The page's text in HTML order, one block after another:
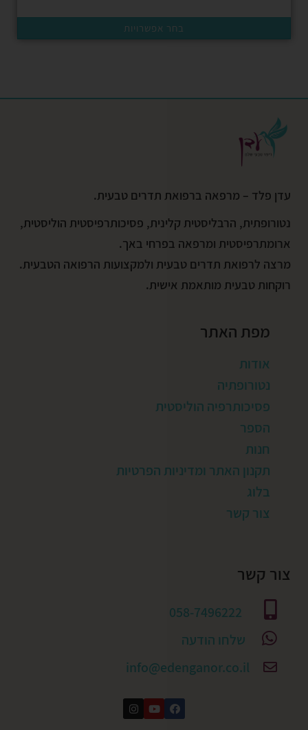
בחר אפשרויות
עדן פלד – מרפאה ברפואת תדרים טבעית.
נטורופתית, הרבליסטית קלינית, פסיכותרפיסטית הוליסטית,
ארומתרפיסטית ומרפאה בפרחי באך.
מרצה לרפואת תדרים טבעית ולמקצועות הרפואה הטבעית.
רוקחות טבעית מותאמת אישית.
מפת האתר
אודות
נטורופתיה
פסיכותרפיה הוליסטית
הספר
חנות
תקנון האתר ומדיניות הפרטיות
בלוג
צור קשר
צור קשר
058-7496222
שלחו הודעה
info@edenganor.co.il